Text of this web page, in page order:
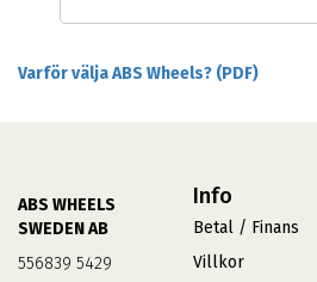
Varför välja ABS Wheels? (PDF)
ABS WHEELS
SWEDEN AB
556839 5429
Info
Betal / Finans
Villkor